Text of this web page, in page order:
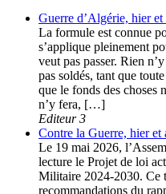
Guerre d’Algérie, hier et
La formule est connue
s’applique pleinement
veut pas passer. Rien
pas soldés, tant que
que le fonds des choses
n’y fera, […]
Editeur 3
Contre la Guerre, hier et
Le 19 mai 2026,
lecture le Projet de loi
Militaire 2024-2030. Ce
recommandations du